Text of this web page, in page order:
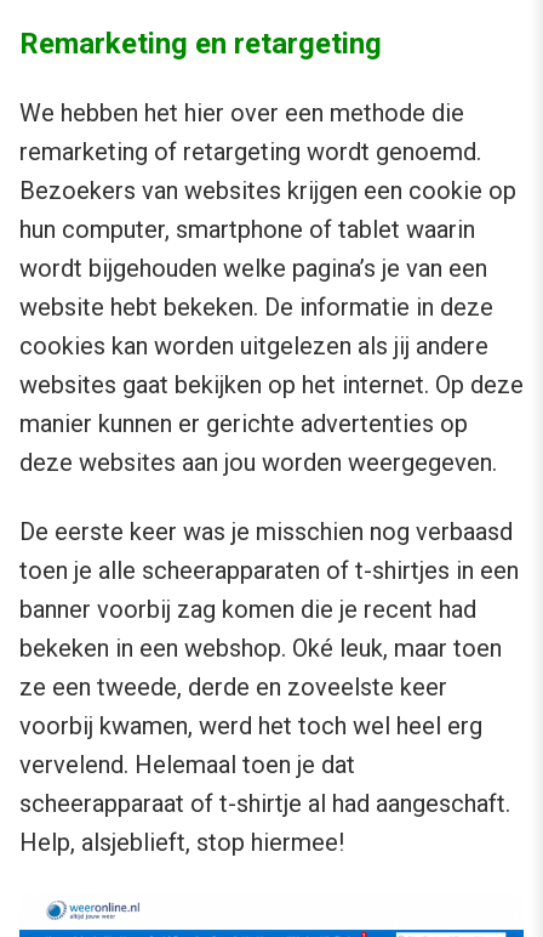
Remarketing en retargeting
We hebben het hier over een methode die
remarketing of retargeting wordt genoemd.
Bezoekers van websites krijgen een cookie op
hun computer, smartphone of tablet waarin
wordt bijgehouden welke pagina’s je van een
website hebt bekeken. De informatie in deze
cookies kan worden uitgelezen als jij andere
websites gaat bekijken op het internet. Op deze
manier kunnen er gerichte advertenties op
deze websites aan jou worden weergegeven.
De eerste keer was je misschien nog verbaasd
toen je alle scheerapparaten of t-shirtjes in een
banner voorbij zag komen die je recent had
bekeken in een webshop. Oké leuk, maar toen
ze een tweede, derde en zoveelste keer
voorbij kwamen, werd het toch wel heel erg
vervelend. Helemaal toen je dat
scheerapparaat of t-shirtje al had aangeschaft.
Help, alsjeblieft, stop hiermee!